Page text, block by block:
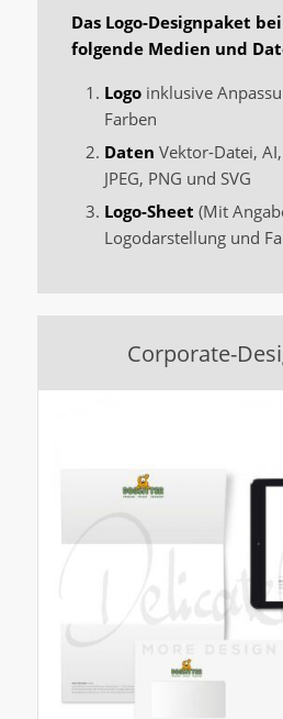
Das Logo-Designpaket
folgende Medien und
Logo inklusive
Farben
Daten Vektor-Datei,
JPEG, PNG und SVG
Logo-Sheet (Mit
Logodarstellung und
Corporate-